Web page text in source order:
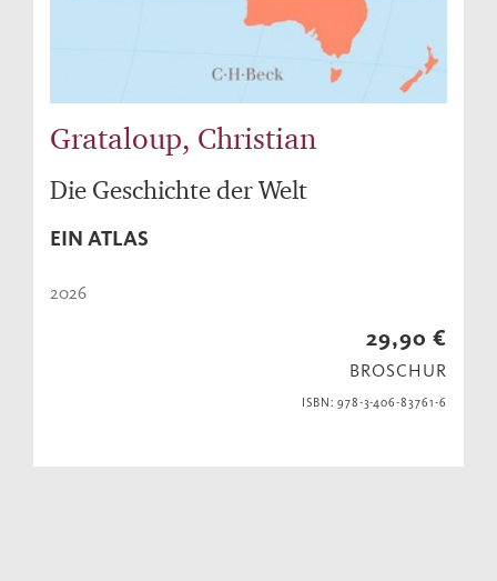
Grataloup, Christian
Die Geschichte der Welt
EIN ATLAS
2026
29,90 €
BROSCHUR
ISBN: 978-3-406-83761-6